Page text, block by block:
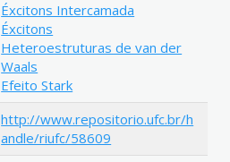
Éxcitons Intercamada
Éxcitons
Heteroestruturas de van der
Waals
Efeito Stark
http://www.repositorio.ufc.br/h
andle/riufc/58609